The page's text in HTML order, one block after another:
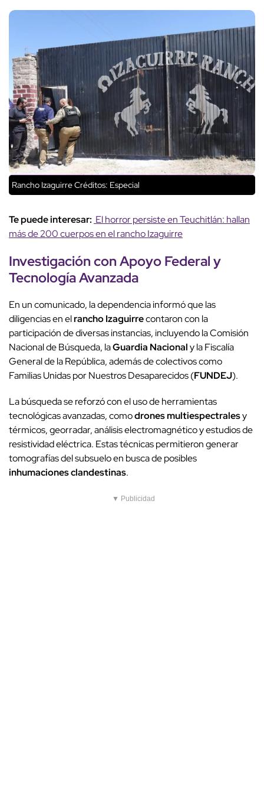
Rancho IzaguirreCréditos: Especial
Te puede interesar: El horror persiste en Teuchitlán: hallan
más de 200 cuerpos en el rancho Izaguirre
Investigación con Apoyo Federal y
Tecnología Avanzada
En un comunicado, la dependencia informó que las
diligencias en elrancho Izaguirrecontaron con la
participación de diversas instancias, incluyendo la Comisión
Nacional de Búsqueda, laGuardia Nacionaly la Fiscalía
General de la República, además de colectivos como
Familias Unidas por Nuestros Desaparecidos (FUNDEJ).
La búsqueda se reforzó con el uso de herramientas
tecnológicas avanzadas, comodrones multiespectralesy
térmicos, georradar, análisis electromagnético y estudios de
resistividad eléctrica. Estas técnicas permitieron generar
tomografías del subsuelo en busca de posibles
inhumaciones clandestinas.
▼ Publicidad